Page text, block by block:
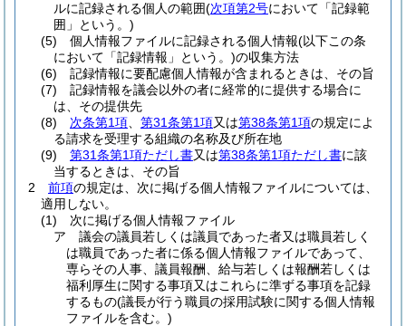
ルに記録される個人の範囲(次項第2号において「記録範
囲」という。)
(5)
個人情報ファイルに記録される個人情報(以下この条
において「記録情報」という。)の収集方法
(6)
記録情報に要配慮個人情報が含まれるときは、その旨
(7)
記録情報を議会以外の者に経常的に提供する場合に
は、その提供先
(8)
次条第1項 第31条第1項又は第38条第1項の規定によ
る請求を受理する組織の名称及び所在地
(9)
第31条第1項ただし書又は第38条第1項ただし書に該
当するときは、その旨
2
前項の規定は、次に掲げる個人情報ファイルについては、
適用しない。
(1)
次に掲げる個人情報ファイル
ア
議会の議員若しくは議員であった者又は職員若しく
は職員であった者に係る個人情報ファイルであって、
専らその人事、議員報酬、給与若しくは報酬若しくは
福利厚生に関する事項又はこれらに準ずる事項を記録
するもの(議長が行う職員の採用試験に関する個人情報
ファイルを含む。)